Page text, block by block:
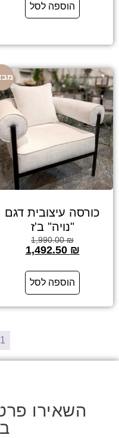
הוספה לסל
כורסה עיצובית דגם
"נויה" ב'ז
1,990.00₪
1,492.50 ₪
הוספה לסל
1
השאירו